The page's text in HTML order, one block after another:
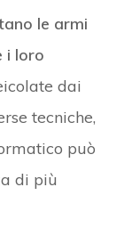
le armi
i loro
dai
tecniche,
può
di più